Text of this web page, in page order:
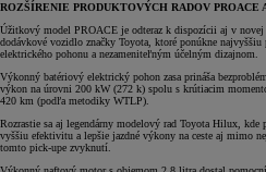
ROZŠÍRENIE PRODUKTOVÝCH RADOV PROACE
Úžitkový model PROACE je odteraz k dispozícii aj v
dodávkové vozidlo značky Toyota, ktoré ponúkne
elektrického pohonu a nezameniteľným účelným dizajnom.
Výkonný batériový elektrický pohon zasa prináša
výkon na úrovni 200 kW (272 k) spolu s krútiacim
420 km (podľa metodiky WTLP).
Rozrastie sa aj legendárny modelový rad Toyota Hilux,
vyššiu efektivitu a lepšie jazdné výkony na ceste aj mimo
tomto pick-upe zvyknutí.